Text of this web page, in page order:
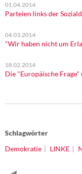
01.04.2014
Parteien links der
04.03.2014
"Wir haben nicht um
18.02.2014
Die "Europäische Frage"
Schlagwörter
Demokratie
LINKE